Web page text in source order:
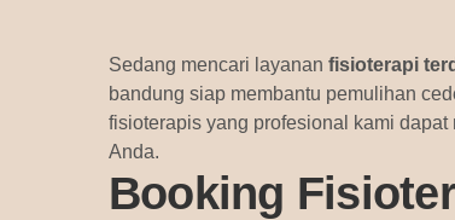
Sedang mencari layanan fisioterapi
bandung siap membantu pemulihan
fisioterapis yang profesional kami
Anda.
Booking